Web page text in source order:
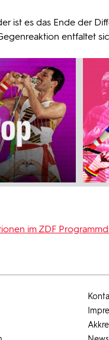
ist es das Ende der
entfaltet
im ZDF